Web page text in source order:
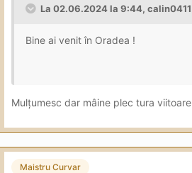
La 02.06.2024 la 9:44, calin0411
Bine ai venit în Oradea !
Mulțumesc dar mâine plec tura viitoare
Maistru Curvar